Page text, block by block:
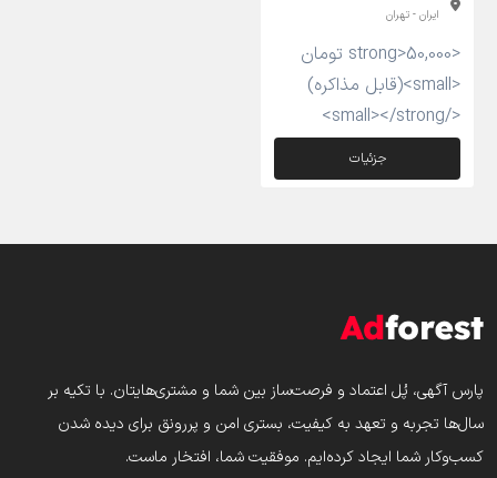
ایران - تهران
<strong>50,000 تومان
<small>(قابل مذاکره)
</small></strong>
جزئیات
پارس‌ آگهی، پُل اعتماد و فرصت‌ساز بین شما و مشتری‌هایتان. با تکیه بر
سال‌ها تجربه و تعهد به کیفیت، بستری امن و پررونق برای دیده شدن
کسب‌وکار شما ایجاد کرده‌ایم. موفقیت شما، افتخار ماست.